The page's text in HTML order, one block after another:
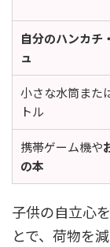
自分のハンカチ
ュ
小さな水筒また
トル
携帯ゲーム機や
の本
子供の自立心
とで、荷物を